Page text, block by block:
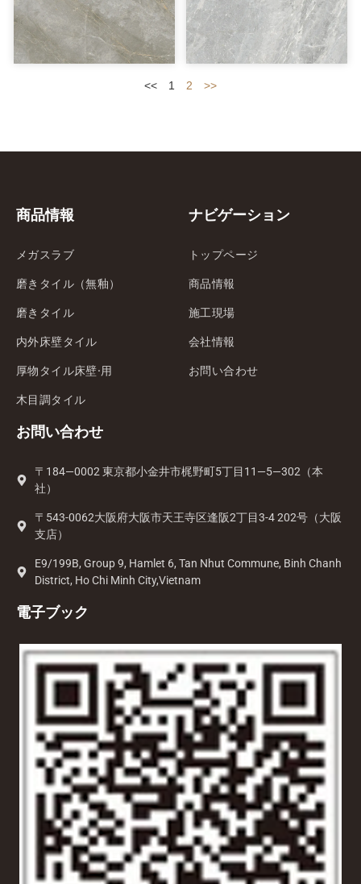
<< 1 2 >>
商品情報
メガスラブ
磨きタイル（無釉）
磨きタイル
内外床壁タイル
厚物タイル床壁·用
木目調タイル
ナビゲーション
トップページ
商品情報
施工現場
会社情報
お問い合わせ
お問い合わせ
〒184—0002 東京都小金井市梶野町5丁目11—5—302（本
社）
〒543-0062大阪府大阪市天王寺区逢阪2丁目3-4 202号（大阪
支店）
E9/199B, Group 9, Hamlet 6, Tan Nhut Commune, Binh Chanh
District, Ho Chi Minh City,Vietnam
電子ブック